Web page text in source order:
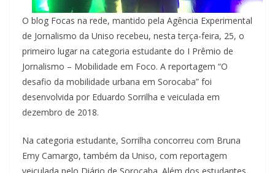
O blog Focas na rede, mantido pela Agência Experimental
de Jornalismo da Uniso recebeu, nesta terça-feira, 25, o
primeiro lugar na categoria estudante do I Prêmio de
Jornalismo – Mobilidade em Foco. A reportagem “O
desafio da mobilidade urbana em Sorocaba” foi
desenvolvida por Eduardo Sorrilha e veiculada em
dezembro de 2018.
Na categoria estudante, Sorrilha concorreu com Bruna
Emy Camargo, também da Uniso, com reportagem